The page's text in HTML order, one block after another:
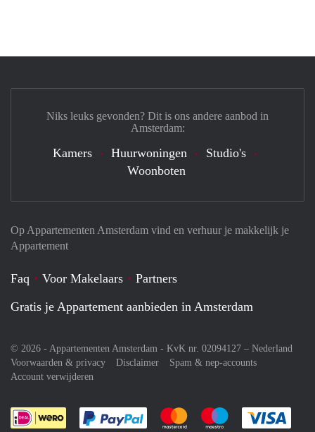
Op Appartementen Amsterdam vind en verhuur je makkelijk je
Appartement
Faq Voor Makelaars
Partners
Gratis je Appartement aanbieden in Amsterdam
© 2026 - Appartementen Amsterdam - KvK nr. 02094127 – Nederland
Voorwaarden & privacy
Disclaimer
Spam & nep-accounts
Account verwijderen
Je rekent gemakkelijk af met Paypal
Je rekent gemakkelijk af met
Je rekent
Niks leuks gevonden? Dit is ons andere aanbod in
Amsterdam:
Kamers Huurwoningen
Studio's
Woonboten